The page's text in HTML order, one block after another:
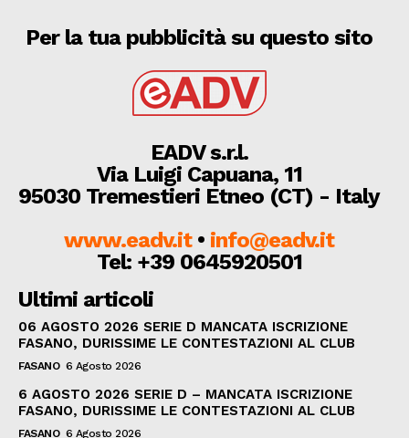
Per la tua pubblicità su questo sito
EADV s.r.l.
Via Luigi Capuana, 11
95030 Tremestieri Etneo (CT) - Italy
www.eadv.it• info@eadv.it
Tel: +39 0645920501
Ultimi articoli
06 AGOSTO 2026 SERIE D MANCATA ISCRIZIONE
FASANO, DURISSIME LE CONTESTAZIONI AL CLUB
FASANO 6 Agosto 2026
6 AGOSTO 2026 SERIE D – MANCATA ISCRIZIONE
FASANO, DURISSIME LE CONTESTAZIONI AL CLUB
FASANO 6 Agosto 2026